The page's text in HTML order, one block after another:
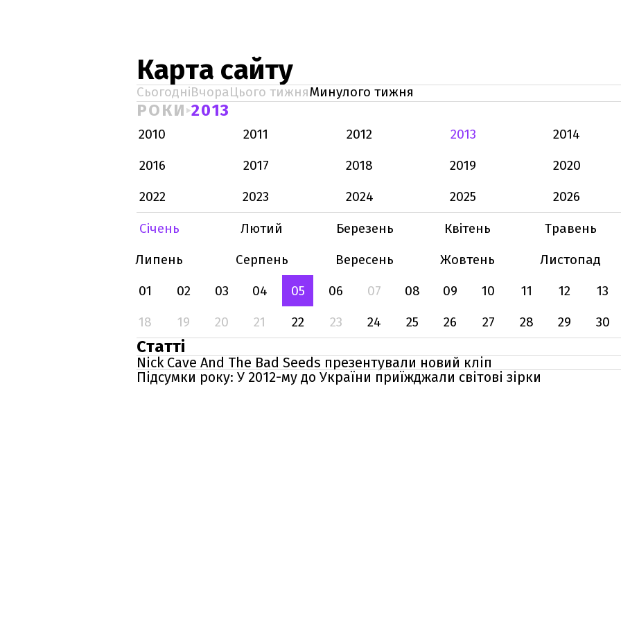
Карта сайту
СьогодніВчораЦього тижняМинулого тижня
РОКИ 2013
2010 2011 2012 2013
2014
2016
2017 2018 2019
2020
2022
2023 2024 2025
2026
Січень
Лютий Березень Квітень
Травень
Липень
Серпень Вересень Жовтень
Листопад
01
02 03 04 05 06 07 08 09 10 11 12
13
18
19 20 21 22 23 24 25 26 27 28 29 30
Статті
Nick Cave And The Bad Seeds презентували новий кліп
Підсумки року: У 2012-му до України приїжджали світові зірки